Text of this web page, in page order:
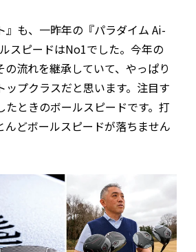
』も、一昨年の『パラダイム Ai-
スピードはNo1でした。今年の
の流れを継承していて、やっぱり
ップクラスだと思います。注目す
たときのボールスピードです。打
んどボールスピードが落ちません